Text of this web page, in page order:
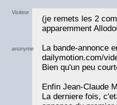
(je remets les 2
apparemment
La bande-annonce
dailymotion.com/
Bien qu'un peu
Enfin Jean-Claude
La derniere fois,